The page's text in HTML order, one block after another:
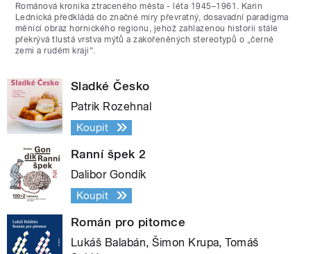
Románová kronika ztraceného města - léta 1945–1961. Karin
Lednická předkládá do značné míry převratný, dosavadní paradigma
měnící obraz hornického regionu, jehož zahlazenou historii stále
překrývá tlustá vrstva mýtů a zakořeněných stereotypů o „černé
zemi a rudém kraji“.
Sladké Česko
Patrik Rozehnal
Koupit
Ranní špek 2
Dalibor Gondík
Koupit
Román pro pitomce
Lukáš Balabán, Šimon Krupa, Tomáš